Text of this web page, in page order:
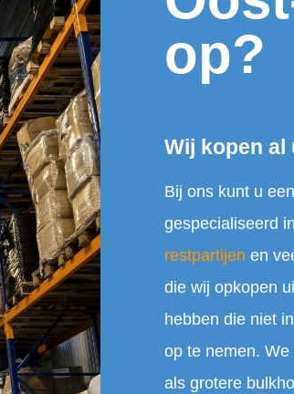
op?
Wij kopen al
Bij ons kunt u
gespecialiseerd
restpartijen en
die wij opkopen
hebben die niet
op te nemen.
als grotere